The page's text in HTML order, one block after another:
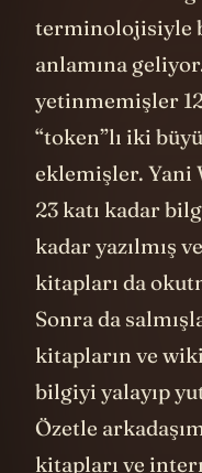
yetinmemişler
“token”lı iki
eklemişler. Yani
23 katı kadar
kadar yazılmış
kitapları da
Sonra da
kitapların ve
bilgiyi yalayıp
Özetle
kitapları ve
biliyor. E zaten
Zekaya sahip